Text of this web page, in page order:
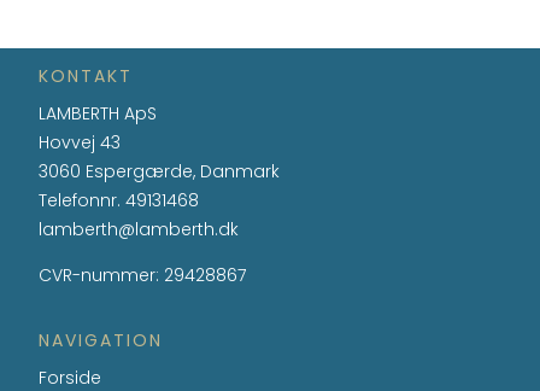
KONTAKT
LAMBERTH ApS
Hovvej 43
3060 Espergærde, Danmark
Telefonnr.49131468
lamberth@lamberth.dk
CVR-nummer: 29428867
NAVIGATION
Forside